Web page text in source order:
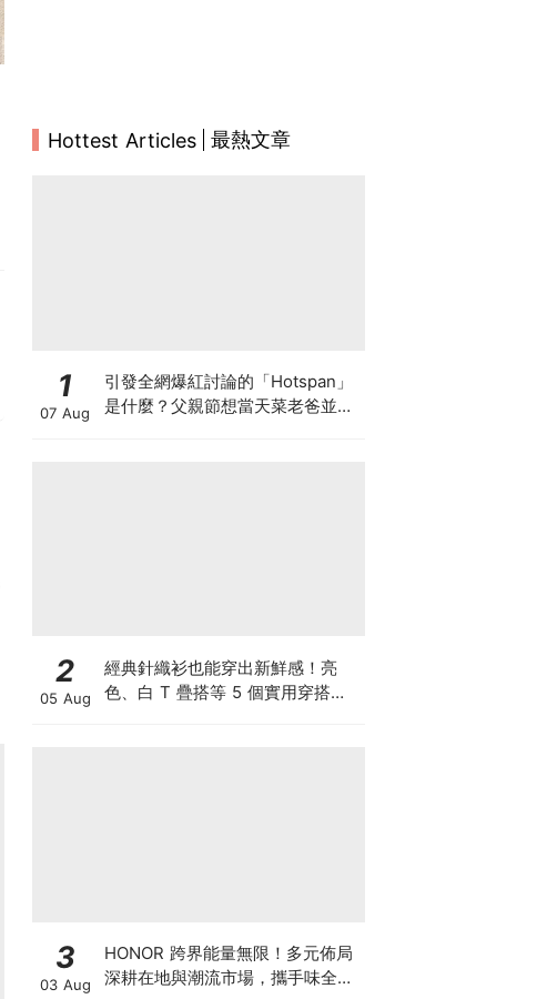
Hottest Articles 最熱文章
1
07 Aug
引發全網爆紅討論的「Hotspan」
是什麼？父親節想當天菜老爸並不
2
05 Aug
經典針織衫也能穿出新鮮感！亮
色、白 T 疊搭等 5 個實用穿搭技
3
03 Aug
HONOR 跨界能量無限！多元佈局
深耕在地與潮流市場，攜手味全龍